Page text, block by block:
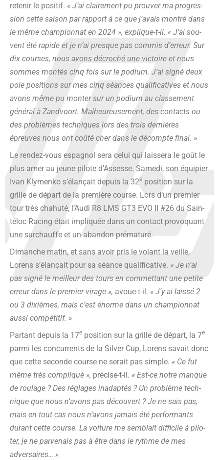
rete­nir le posi­tif. « J’ai clai­re­ment pu prou­ver ma pro­gres­
sion cette sai­son par rap­port à ce que j’avais mon­tré dans
le même cham­pion­nat en 2024 », explique-t-il. « J’ai sou­
vent été rapide et je n’ai presque pas com­mis d’erreur. Sur
dix courses, nous avons décro­ché une vic­toire et nous
sommes mon­tés cinq fois sur le podium. J’ai signé deux
pole posi­tions sur mes cinq séances qua­li­fi­ca­tives et nous
avons même pu mon­ter sur un podium au clas­se­ment
géné­ral à Zand­voort. Mal­heu­reu­se­ment, des contacts ou
des pro­blèmes tech­niques lors des trois der­nières
épreuves nous ont coû­té cher dans le décompte final. »
Le ren­dez-vous espa­gnol sera celui qui lais­se­ra le goût le
plus amer au jeune pilote d’Assesse. Same­di, son équi­pier
Ivan Kly­men­ko s’élançait depuis la 32e posi­tion sur la
grille de départ de la pre­mière course. Lors d’un pre­mier
tour très cha­hu­té, l’Audi R8 LMS GT3 EVO II #26 du Sain­
té­loc Racing était impli­quée dans un contact pro­vo­quant
une sur­chauffe et un aban­don prématuré.
Dimanche matin, et sans avoir pris le volant la veille,
Lorens s’élançait pour sa séance qua­li­fi­ca­tive. « Je n’ai
pas signé le meilleur des tours en com­met­tant une petite
erreur dans le pre­mier virage », avoue-t-il. « J’y ai lais­sé 2
ou 3 dixièmes, mais c’est énorme dans un cham­pion­nat
aus­si compétitif. »
Par­tant depuis la 17e posi­tion sur la grille de départ, la 7e
par­mi les concur­rents de la Sil­ver Cup, Lorens savait donc
que cette seconde course ne serait pas simple. « Ce fut
même très com­pli­qué », pré­cise-t-il. « Est-ce notre manque
de rou­lage ? Des réglages inadap­tés ? Un pro­blème tech­
nique que nous n’avons pas décou­vert ? Je ne sais pas,
mais en tout cas nous n’avons jamais été per­for­mants
durant cette course. La voi­ture me sem­blait dif­fi­cile à pilo­
ter, je ne par­ve­nais pas à être dans le rythme de mes
adversaires… »